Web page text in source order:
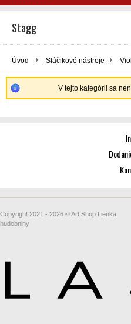
Stagg
Úvod Sláčikové nástroje
V tejto kategórii sa
Copyright 2021 - 2026 © Art Shop Lienka
hudobniny